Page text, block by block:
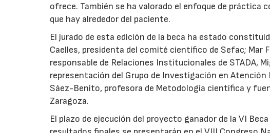
ofrece. También se ha valorado el enfoque de
que hay alrededor del paciente.
El jurado de esta edición de la beca ha estado
Caelles, presidenta del comité científico de Sefac; Mar
responsable de Relaciones Institucionales de STADA,
representación del Grupo de Investigación en
Sáez-Benito, profesora de Metodología científica y
Zaragoza.
El plazo de ejecución del proyecto ganador de la VI